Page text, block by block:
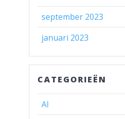
september 2023
januari 2023
CATEGORIEËN
AI